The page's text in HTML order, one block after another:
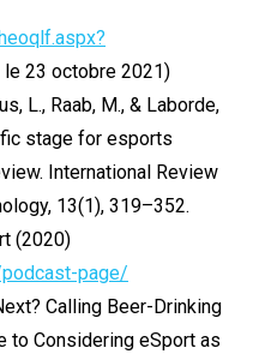
23 octobre 2021)
L., Raab, M., & Laborde,
stage for esports
International Review
13(1), 319–352.
(2020)
page/
Calling Beer-Drinking
to Considering eSport as